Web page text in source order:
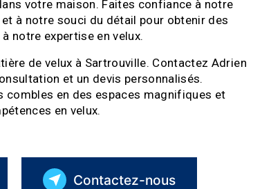
votre maison. Faites confiance à notre
à notre souci du détail pour obtenir des
notre expertise en velux.
de velux à Sartrouville. Contactez Adrien
et un devis personnalisés.
en des espaces magnifiques et
en velux.
Contactez-nous